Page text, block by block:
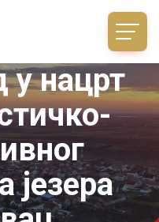
у нацрт
језера